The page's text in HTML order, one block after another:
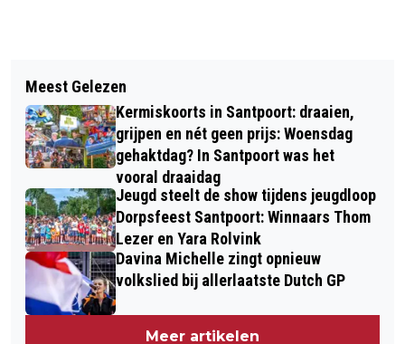
ZANDVOORT ANNO NU WARMT
VOORZICHTIG OP RICHTING GRAND
PRIX 23
GROTE BRAND ALBERT HEYN
SOENDAPLEIN HAARLEM
Meest Gelezen
Kermiskoorts in Santpoort: draaien,
grijpen en nét geen prijs: Woensdag
gehaktdag? In Santpoort was het
vooral draaidag
Jeugd steelt de show tijdens jeugdloop
Dorpsfeest Santpoort: Winnaars Thom
Lezer en Yara Rolvink
Davina Michelle zingt opnieuw
volkslied bij allerlaatste Dutch GP
Meer artikelen